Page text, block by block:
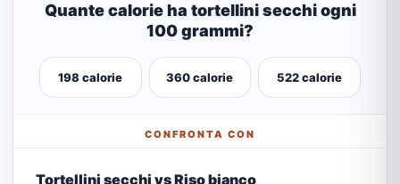
Quante calorie ha tortellini secchi ogni
100 grammi?
198 calorie 360 calorie 522 calorie
CONFRONTA CON
Tortellini secchi vs Riso bianco